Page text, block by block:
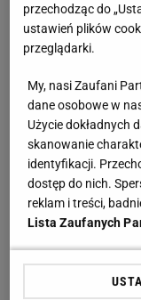
przechodząc do
ustawień plików
przeglądarki.
My, nasi Zaufani
dane osobowe w
Użycie dokładnych
skanowanie
identyfikacji.
dostęp do nich.
reklam i treści,
Lista Zaufanych